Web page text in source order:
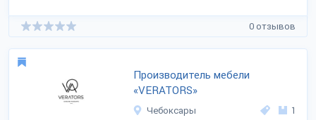
0 отзывов
Производитель мебели
«VERATORS»
Чебоксары 1